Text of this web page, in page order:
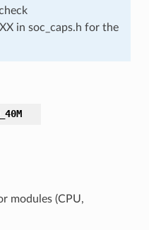
in soc_caps.h for the
modules (CPU,